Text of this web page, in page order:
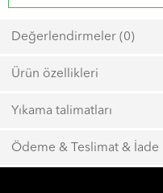
Değerlendirmeler (0)
Ürün özellikleri
Yıkama talimatları
Maks. 40ºC sıcaklıkta kısa
Çamaşır suyu kullanmayın.
Ödeme & Teslimat & İade